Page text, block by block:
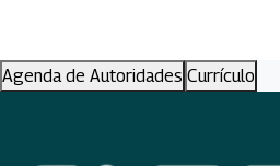
Agenda de Autoridades Currículo